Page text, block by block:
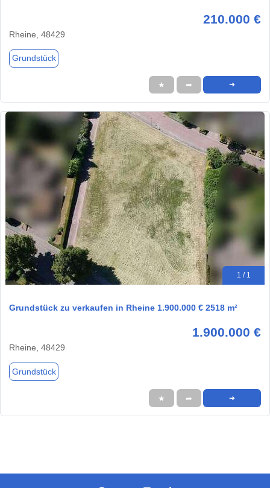
210.000 €
Rheine, 48429
Grundstück
★ ➦ ➜
1 / 1
Grundstück zu verkaufen in Rheine 1.900.000 € 2518 m²
1.900.000 €
Rheine, 48429
Grundstück
★ ➦ ➜